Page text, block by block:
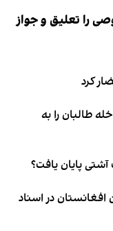
خصوصی را تعلیق و جواز
کرد
طالبان را به
پایان یافت؟
در اسناد